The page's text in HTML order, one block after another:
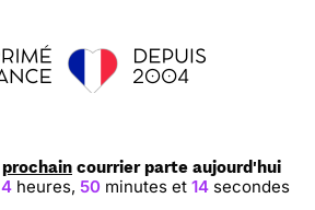
prochain courrier parte aujourd'hui
4heures, 50minutes et 14secondes